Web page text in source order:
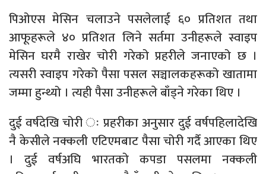
पिओएस मेसिन चलाउने पसलेलाई ६० प्रतिशत तथा
आफूहरूले ४० प्रतिशत लिने सर्तमा उनीहरूले स्वाइप
मेसिन घरमै राखेर चोरी गरेको प्रहरीले जनाएको छ ।
त्यसरी स्वाइप गरेको पैसा पसल सञ्चालकहरूको खातामा
जम्मा हुन्थ्यो । त्यही पैसा उनीहरूले बाँड्ने गरेका थिए ।
दुई वर्षदेखि चोरी ः प्रहरीका अनुसार दुई वर्षपहिलादेखि
नै केसीले नक्कली एटिएमबाट पैसा चोरी गर्दै आएका थिए
। दुई वर्षअघि भारतको कपडा पसलमा नक्कली